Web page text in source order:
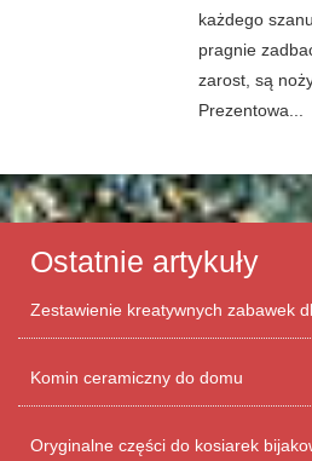
każdego
pragnie
zarost, są
Prezentowa...
Ostatnie artykuły
Zestawienie kreatywnych zabawek
Komin ceramiczny do domu
Oryginalne części do kosiarek